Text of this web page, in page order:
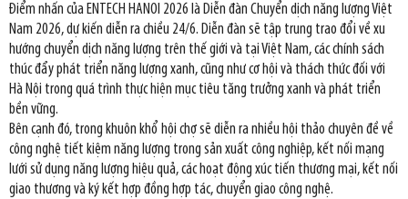
Điểm nhấn của ENTECH HANOI 2026 là Diễn đàn Chuyển dịch năng lượng Việt
Nam 2026, dự kiến diễn ra chiều 24/6. Diễn đàn sẽ tập trung trao đổi về xu
hướng chuyển dịch năng lượng trên thế giới và tại Việt Nam, các chính sách
thúc đẩy phát triển năng lượng xanh, cũng như cơ hội và thách thức đối với
Hà Nội trong quá trình thực hiện mục tiêu tăng trưởng xanh và phát triển
bền vững.
Bên cạnh đó, trong khuôn khổ hội chợ sẽ diễn ra nhiều hội thảo chuyên đề về
công nghệ tiết kiệm năng lượng trong sản xuất công nghiệp, kết nối mạng
lưới sử dụng năng lượng hiệu quả, các hoạt động xúc tiến thương mại, kết nối
giao thương và ký kết hợp đồng hợp tác, chuyển giao công nghệ.